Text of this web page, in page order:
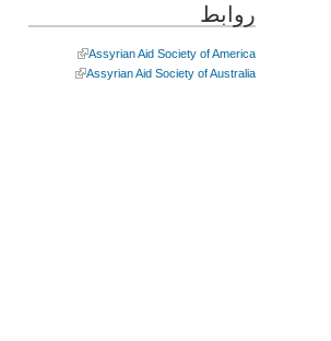
روابط
Assyrian Aid Society of America
Assyrian Aid Society of Australia